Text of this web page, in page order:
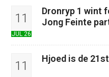
11
JUL 26
Dronryp 1 wint
Jong Feinte
11
Hjoed is de